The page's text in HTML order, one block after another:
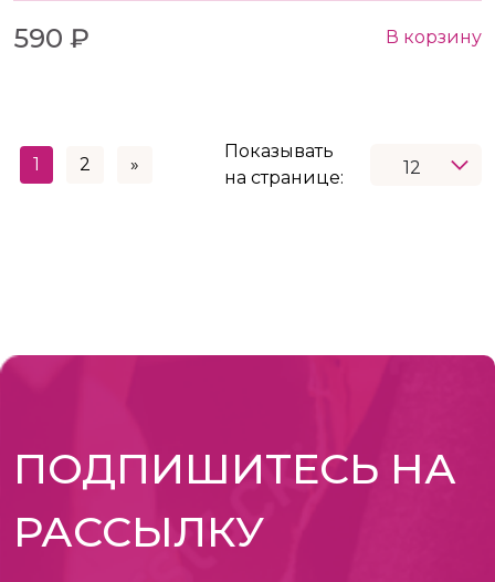
590 ₽ В корзину
1 2 »
Показывать
на странице:
ПОДПИШИТЕСЬ НА
РАССЫЛКУ